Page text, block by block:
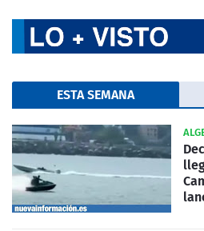
ESTA SEMANA